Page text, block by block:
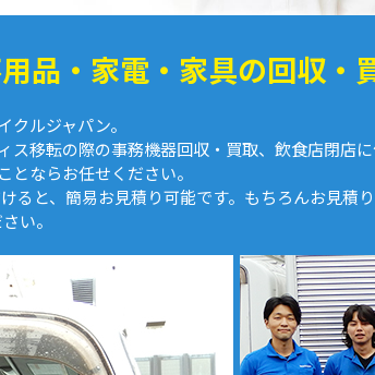
品・家電・家具の回収・
ルジャパン。
ス移転の際の事務機器回収・買取、飲食店閉店
ならお任せください。
ると、簡易お見積り可能です。もちろんお見積
い。